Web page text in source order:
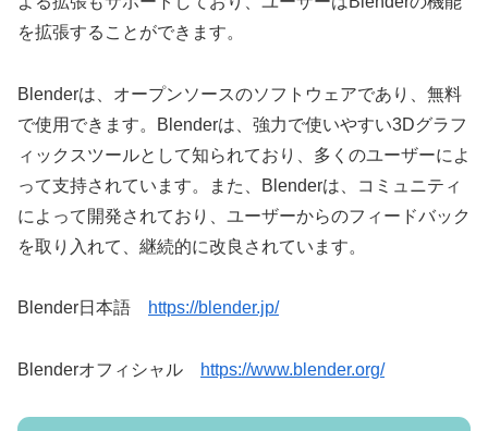
を拡張することができます。
Blenderは、オープンソースのソフトウェアであり、無料
で使用できます。Blenderは、強力で使いやすい3Dグラフ
ィックスツールとして知られており、多くのユーザーによ
って支持されています。また、Blenderは、コミュニティ
によって開発されており、ユーザーからのフィードバック
を取り入れて、継続的に改良されています。
Blender日本語 https://blender.jp/
Blenderオフィシャル https://www.blender.org/